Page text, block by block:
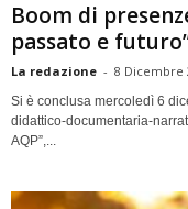
Boom di
passato e
La redazione - 8 Dicembre
Si è conclusa mercoledì 6
didattico-documentaria-
AQP”,...